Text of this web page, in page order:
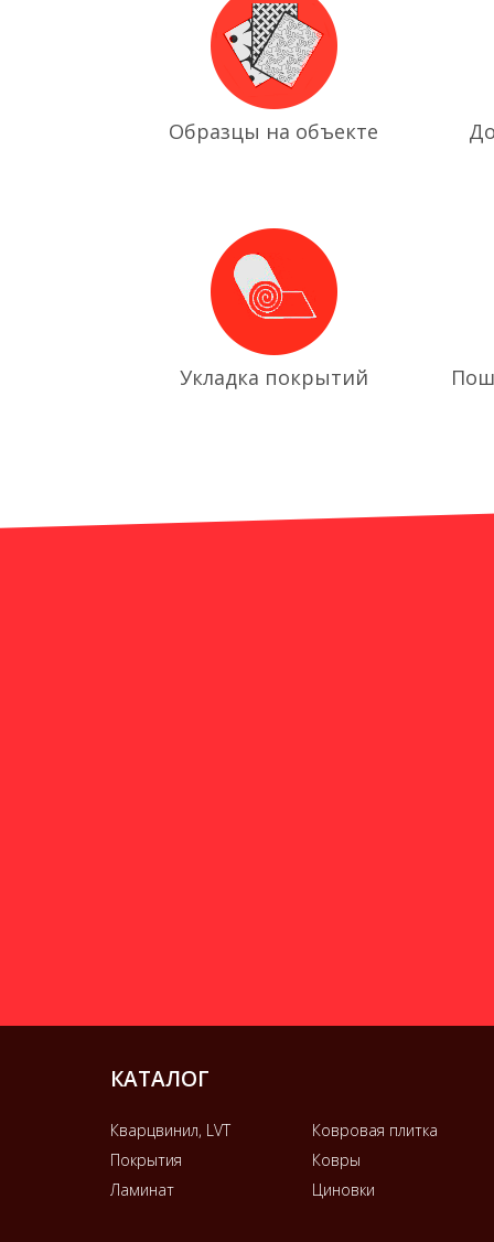
Образцы на объекте
Укладка покрытий
КАТАЛОГ
Кварцвинил, LVT
Ковровая плитка
Покрытия
Ковры
Ламинат
Циновки